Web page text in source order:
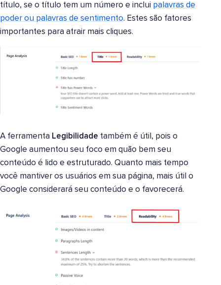
título, se o título tem um número e inclui palavras de
poder ou palavras de sentimento. Estes são fatores
importantes para atrair mais cliques.
A ferramenta Legibilidade também é útil, pois o
Google aumentou seu foco em quão bem seu
conteúdo é lido e estruturado. Quanto mais tempo
você mantiver os usuários em sua página, mais útil o
Google considerará seu conteúdo e o favorecerá.